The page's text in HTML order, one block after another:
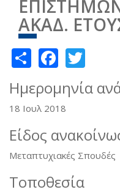
ΑΚΑΔ.
Share
Ημερομηνία
18 Ιουλ 2018
Είδος
Μεταπτυχιακές Σπουδές
Τοποθεσία